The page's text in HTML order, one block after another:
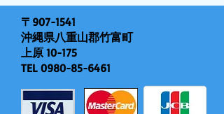
〒907-1541
沖縄県八重山郡竹富町
上原 10-175
TEL 0980-85-6461